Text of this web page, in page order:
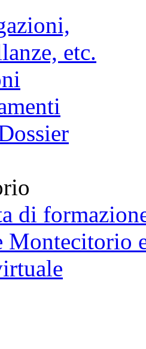
etc.
di
Montecitorio